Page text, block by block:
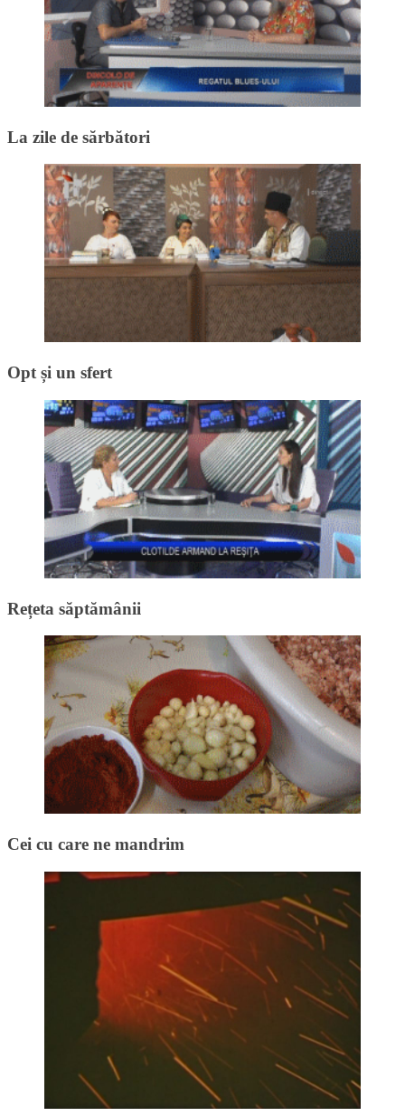
La zile de sărbători
Opt și un sfert
Rețeta săptămânii
Cei cu care ne mandrim